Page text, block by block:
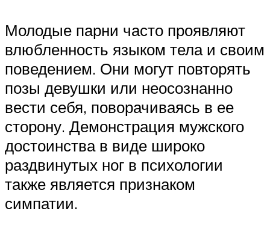
Молодые парни часто проявляют
влюбленность языком тела и своим
поведением. Они могут повторять
позы девушки или неосознанно
вести себя, поворачиваясь в ее
сторону. Демонстрация мужского
достоинства в виде широко
раздвинутых ног в психологии
также является признаком
симпатии.